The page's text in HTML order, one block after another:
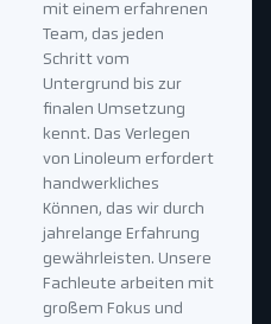
mit einem erfahrenen
Team, das jeden
Schritt vom
Untergrund bis zur
finalen Umsetzung
kennt. Das Verlegen
von Linoleum erfordert
handwerkliches
Können, das wir durch
jahrelange Erfahrung
gewährleisten. Unsere
Fachleute arbeiten mit
großem Fokus und